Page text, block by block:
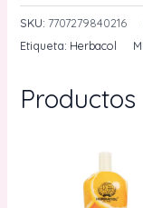
Cafe
y
1000
SKU: 7707279840216
Etiqueta: Herbacol